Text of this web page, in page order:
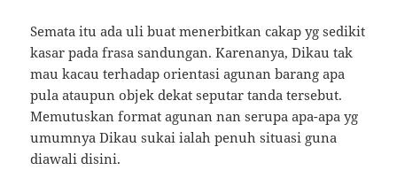
Semata itu ada uli buat menerbitkan cakap yg sedikit
kasar pada frasa sandungan. Karenanya, Dikau tak
mau kacau terhadap orientasi agunan barang apa
pula ataupun objek dekat seputar tanda tersebut.
Memutuskan format agunan nan serupa apa-apa yg
umumnya Dikau sukai ialah penuh situasi guna
diawali disini.